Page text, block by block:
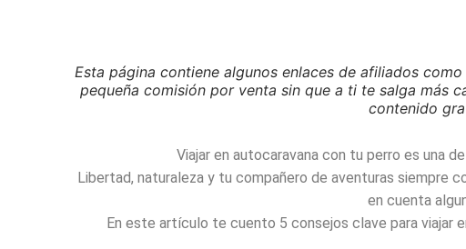
Esta página contiene algunos enlaces de afiliados
pequeña comisión por venta sin que a ti te salga más
contenido
Viajar en autocaravana con tu perro es una
Libertad, naturaleza y tu compañero de aventuras siempre
en cuenta
En este artículo te cuento 5 consejos clave para viajar